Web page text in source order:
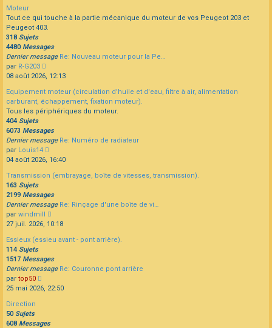
Moteur
Tout ce qui touche à la partie mécanique du moteur de vos Peugeot 203 et
Peugeot 403.
318 Sujets
4480Messages
Dernier message Re: Nouveau moteur pour la Pe…
par R-G203
le
message
08 août 2026, 12:13
Equipement moteur (circulation d'huile et d'eau, filtre à air, alimentation
carburant, échappement, fixation moteur).
Tous les périphériques du moteur.
404 Sujets
6073 Messages
Dernier message Re: Numéro de radiateur
par Louis14
le
message
04 août 2026, 16:40
Transmission (embrayage, boîte de vitesses, transmission).
163 Sujets
2199 Messages
Dernier message Re: Rinçage d'une boîte de vi…
par windmill
le
message
27 juil. 2026, 10:18
Essieux (essieu avant - pont arrière).
114 Sujets
1517 Messages
Dernier message Re: Couronne pont arrière
par top50
le
25 mai 2026, 22:50
Direction
50 Sujets
608 Messages